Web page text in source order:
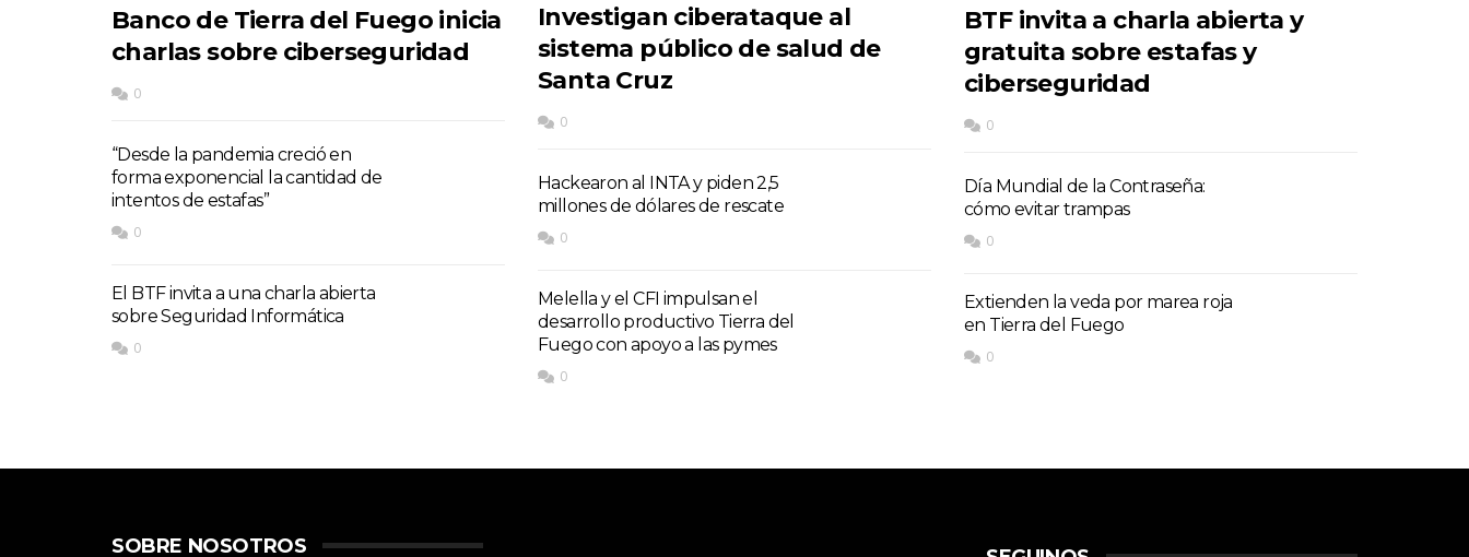
Banco de Tierra del Fuego inicia
charlas sobre ciberseguridad
0
“Desde la pandemia creció en
forma exponencial la cantidad de
intentos de estafas”
0
El BTF invita a una charla abierta
sobre Seguridad Informática
0
Investigan ciberataque al
sistema público de salud de
Santa Cruz
0
Hackearon al INTA y piden 2,5
millones de dólares de rescate
0
Melella y el CFI impulsan el
desarrollo productivo Tierra del
Fuego con apoyo a las pymes
0
BTF invita a charla abierta y
gratuita sobre estafas y
ciberseguridad
0
Día Mundial de la Contraseña:
cómo evitar trampas
0
Extienden la veda por marea roja
en Tierra del Fuego
0
SOBRE NOSOTROS